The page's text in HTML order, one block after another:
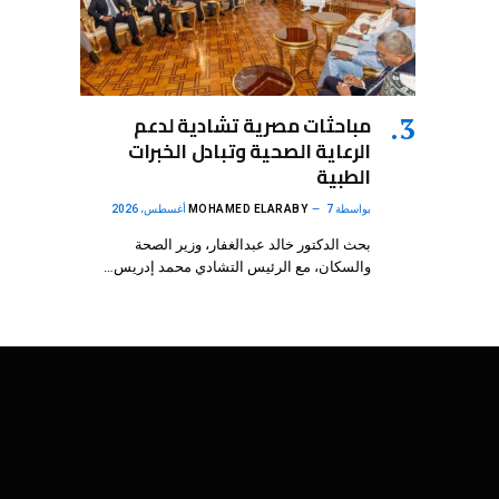
مباحثات مصرية تشادية لدعم
الرعاية الصحية وتبادل الخبرات
الطبية
بواسطة MOHAMED ELARABY 7 أغسطس، 2026
بحث الدكتور خالد عبدالغفار، وزير الصحة
والسكان، مع الرئيس التشادي محمد إدريس…